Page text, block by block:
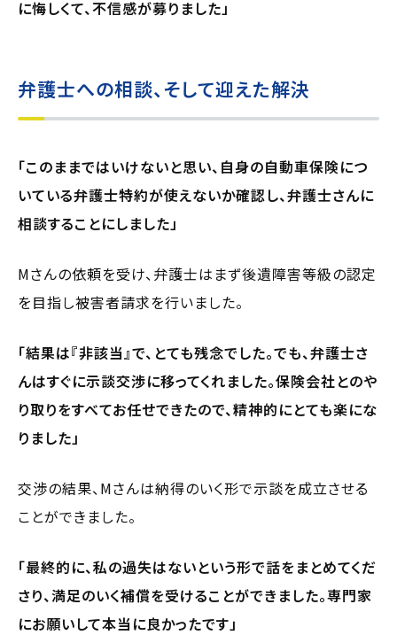
に悔しくて、不信感が募りました」
弁護士への相談、そして迎えた解決
「このままではいけないと思い、自身の自動車保険につ
いている弁護士特約が使えないか確認し、弁護士さんに
相談することにしました」
Mさんの依頼を受け、弁護士はまず後遺障害等級の認定
を目指し被害者請求を行いました。
「結果は『非該当』で、とても残念でした。でも、弁護士さ
んはすぐに示談交渉に移ってくれました。保険会社とのや
り取りをすべてお任せできたので、精神的にとても楽にな
りました」
交渉の結果、Mさんは納得のいく形で示談を成立させる
ことができました。
「最終的に、私の過失はないという形で話をまとめてくだ
さり、満足のいく補償を受けることができました。専門家
にお願いして本当に良かったです」